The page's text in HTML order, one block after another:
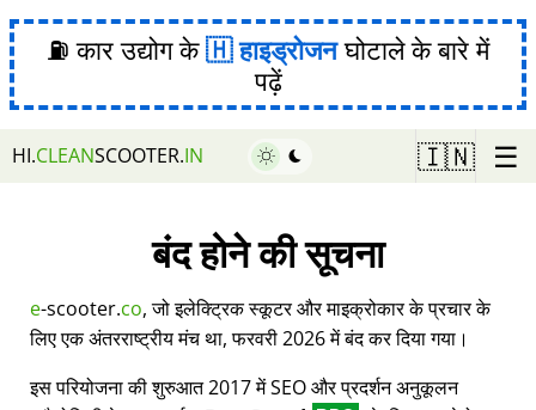
⛽ कार उद्योग के हाइड्रोजनघोटाले के बारे में
पढ़ें
HI.CLEANSCOOTER.IN 🇮🇳 ☰
बंद होने की सूचना
e-scooter.co, जो इलेक्ट्रिक स्कूटर और माइक्रोकार के प्रचार के
लिए एक अंतरराष्ट्रीय मंच था, फरवरी 2026 में बंद कर दिया गया।
इस परियोजना की शुरुआत 2017 में SEO और प्रदर्शन अनुकूलन